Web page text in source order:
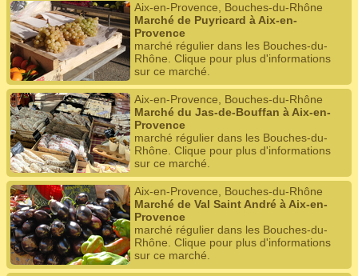
Aix-en-Provence, Bouches-du-Rhône
Marché de Puyricard à Aix-en-
Provence
marché régulier dans les Bouches-du-
Rhône. Clique pour plus d'informations
sur ce marché.
Aix-en-Provence, Bouches-du-Rhône
Marché du Jas-de-Bouffan à Aix-en-
Provence
marché régulier dans les Bouches-du-
Rhône. Clique pour plus d'informations
sur ce marché.
Aix-en-Provence, Bouches-du-Rhône
Marché de Val Saint André à Aix-en-
Provence
marché régulier dans les Bouches-du-
Rhône. Clique pour plus d'informations
sur ce marché.